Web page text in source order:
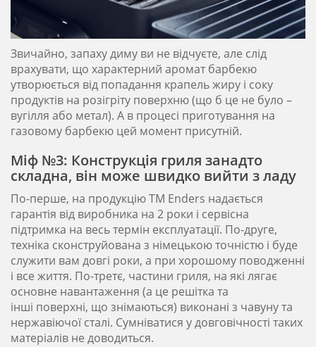
Звичайно, запаху диму ви не відчуєте, але слід
врахувати, що характерний аромат барбекю
утворюється від попадання крапель жиру і соку
продуктів на розігріту поверхню (що б це не було –
вугілля або метал). А в процесі приготування на
газовому барбекю цей момент присутній.
Міф №3: Конструкція гриля занадто
складна, він може швидко вийти з ладу
По-перше, на продукцію ТМ Enders надається
гарантія від виробника на 2 роки і сервісна
підтримка на весь термін експлуатації. По-друге,
техніка сконструйована з німецькою точністю і буде
служити вам довгі роки, а при хорошому поводженні
і все життя. По-третє, частини гриля, на які лягає
основне навантаження (а це решітка та
інші поверхні, що знімаються) виконані з чавуну та
нержавіючої сталі. Сумніватися у довговічності таких
матеріалів не доводиться.